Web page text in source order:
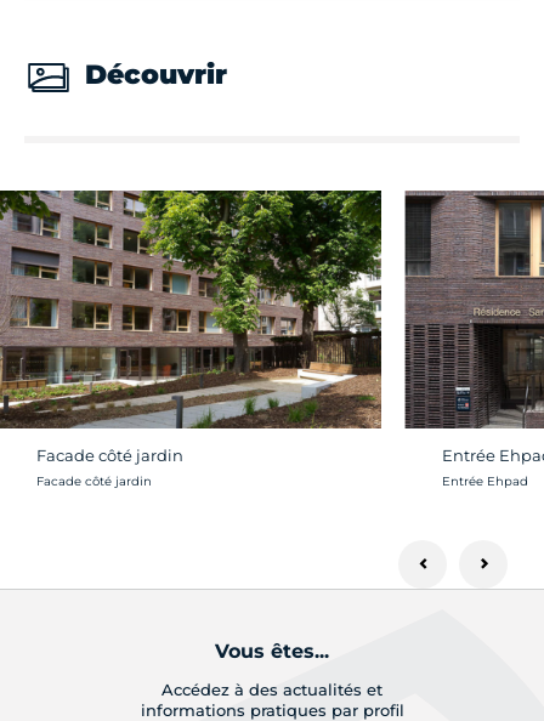
Découvrir
Facade côté jardin
Crédit photo :
Facade côté jardin
Entrée
Crédit photo :
Entrée Ehpad
Vous êtes...
Accédez à des actualités et
informations pratiques par profil